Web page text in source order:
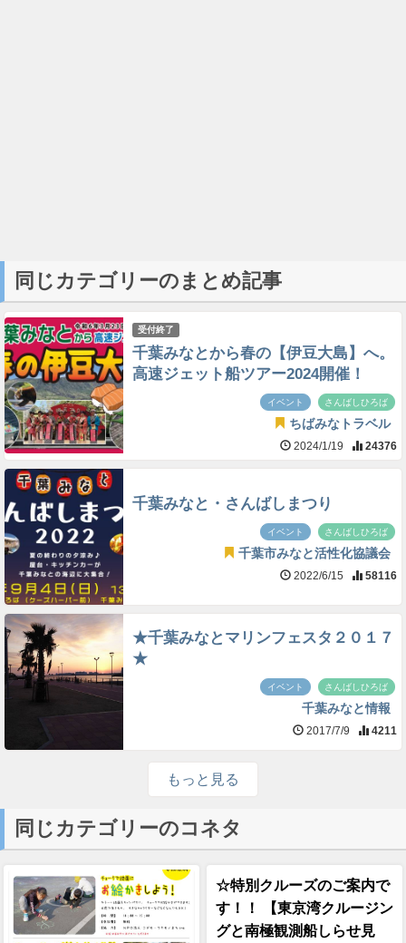
同じカテゴリーのまとめ記事
受付終了
千葉みなとから春の【伊豆大島】へ。
高速ジェット船ツアー2024開催！
イベント さんばしひろば
ちばみなトラベル
2024/1/19 24376
千葉みなと・さんばしまつり
イベント さんばしひろば
千葉市みなと活性化協議会
2022/6/15 58116
★千葉みなとマリンフェスタ２０１７
★
イベント さんばしひろば
千葉みなと情報
2017/7/9 4211
もっと見る
同じカテゴリーのコネタ
☆特別クルーズのご案内で
す！！ 【東京湾クルージン
グと南極観測船しらせ見